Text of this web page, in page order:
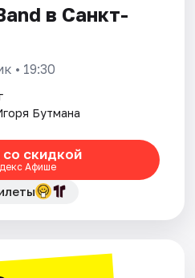
в Санкт-
• 19:30
Бутмана
скидкой
Афише